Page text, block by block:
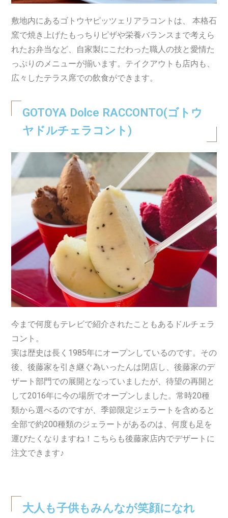
敷地内にあるゴトウヤピッツェリアラコントは、 本格石
窯で焼き上げたもっちりピザや栄養バランスまで考えら
れたお弁当など、
自家製にこだわった職人の技と愛情た
っぷりのメニューが揃います。テイクアウトも店内も、
広々したテラス席での飲食ができます。
GOTOYA Dolce RACCONTO(ゴトウ
ヤドルチェラコント)
今まで何度もテレビで紹介されたこともあるドルチェラ
コント。
実は歴史は長く1985年にオープンしているのです。 その
後、後藤家を引き継ぐ為いったんは閉店し、後藤家のデ
ザート部門での展開となっていましたが、待望の再開と
して2016年に今の場所でオープンしました。常時20種
類から選べるのですが、季節限定ジェラートを含めると
全部で約200種類のジェラートがあるのは、何度も足を
運びたくなりますね！こちらも後藤家店内でデザートに
注文できます♪
大人も子供もみんなが笑顔になれ